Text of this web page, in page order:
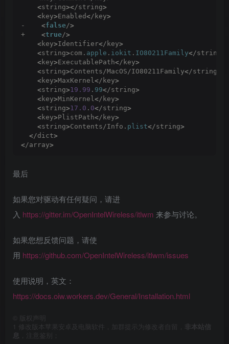
<string></string>
<key>Enabled</key>
- <false/>
+ <true/>
<key>Identifier</key>
<string>com. apple . iokit . IO80211Family</string
<key>ExecutablePath</key>
<string>Contents/MacOS/IO80211Family</string
<key>MaxKernel</key>
<string>19.99 . 99</string>
<key>MinKernel</key>
<string>17.0 . 0</string>
<key>PlistPath</key>
<string>Contents/Info. plist</string>
</dict>
</array>
最后
如果您对驱动有任何疑问，请进
入 https://gitter.im/OpenIntelWireless/itlwm 来参与讨论。
如果您想反馈问题，请使
用 https://github.com/OpenIntelWireless/itlwm/issues
使用说明，英文：
https://docs.oiw.workers.dev/General/Installation.html
版权声明
1
修改版本苹果安卓及电脑软件，加群提示为修改者自留，
非本站信
息 ，注意鉴别；